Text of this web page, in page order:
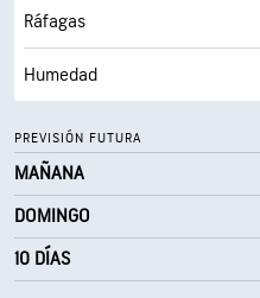
Techo de nubes
Ráfagas
Humedad
Punto de rocío
AccuLumen Brightness Index™
Nubosidad
Visibilidad
PREVISIÓN FUTURA
MAÑANA
DOMINGO
10 DÍAS